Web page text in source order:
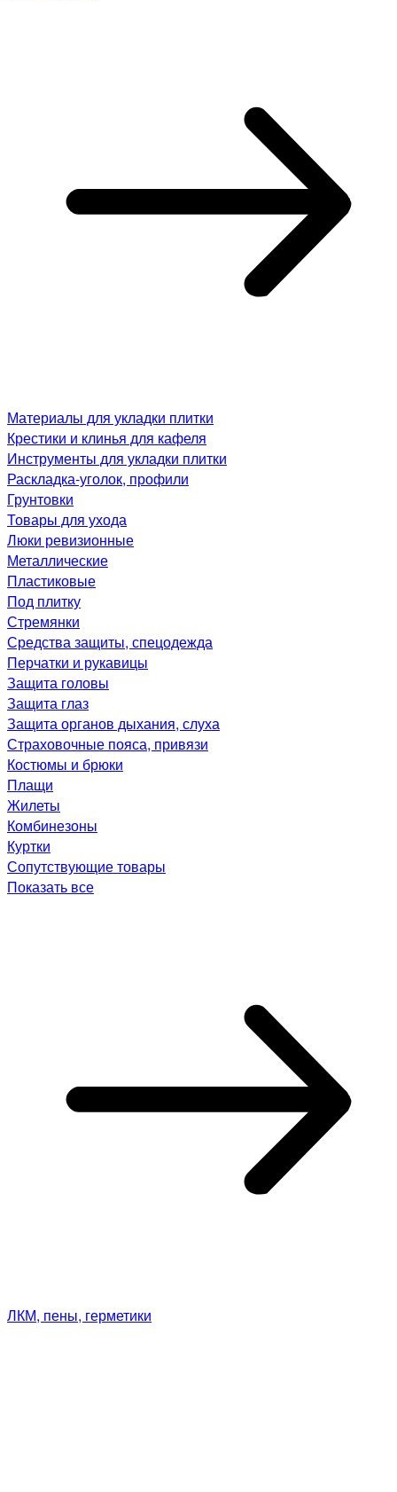
Материалы для укладки плитки
Крестики и клинья для кафеля
Инструменты для укладки плитки
Раскладка-уголок, профили
Грунтовки
Товары для ухода
Люки ревизионные
Металлические
Пластиковые
Под плитку
Стремянки
Средства защиты, спецодежда
Перчатки и рукавицы
Защита головы
Защита глаз
Защита органов дыхания, слуха
Страховочные пояса, привязи
Костюмы и брюки
Плащи
Жилеты
Комбинезоны
Куртки
Сопутствующие товары
Показать все
ЛКМ, пены, герметики